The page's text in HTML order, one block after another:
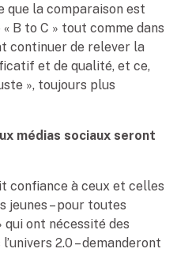
que la comparaison est
B to C » tout comme dans
continuer de relever la
et de qualité, et ce,
», toujours plus
médias sociaux seront
confiance à ceux et celles
jeunes – pour toutes
qui ont nécessité des
2.0 – demanderont